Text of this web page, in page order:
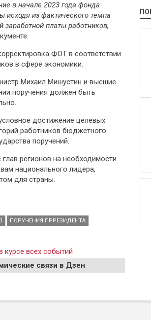
в начале 2023 года фонда
из фактического темпа
заработной платы работников,
ФОТ в соответствии
в сфере экономики.
Михаил Мишустин и высшие
поручения должен быть
достижение целевых
работников бюджетного
поручений.
регионов на необходимости
национального лидера,
для страны.
ПОРУЧЕНИЯ ПРРЕЗИДЕНТА
курсе всех событий
связи в Дзен